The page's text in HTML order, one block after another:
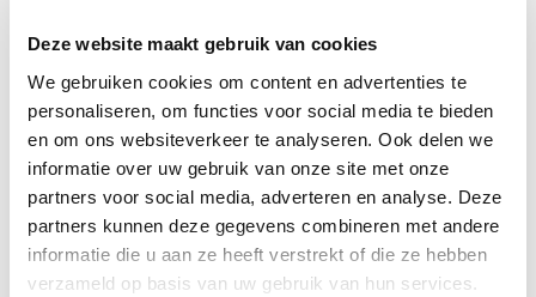
Deze website maakt gebruik van cookies
We gebruiken cookies om content en advertenties te
personaliseren, om functies voor social media te bieden
en om ons websiteverkeer te analyseren. Ook delen we
informatie over uw gebruik van onze site met onze
partners voor social media, adverteren en analyse. Deze
partners kunnen deze gegevens combineren met andere
informatie die u aan ze heeft verstrekt of die ze hebben
verzameld op basis van uw gebruik van hun services.
vanaf —10% korting
Muratap Samba Fluffy Badmat
Wasbaar & Anti-slip Beige
vanaf 14,90 10% korting